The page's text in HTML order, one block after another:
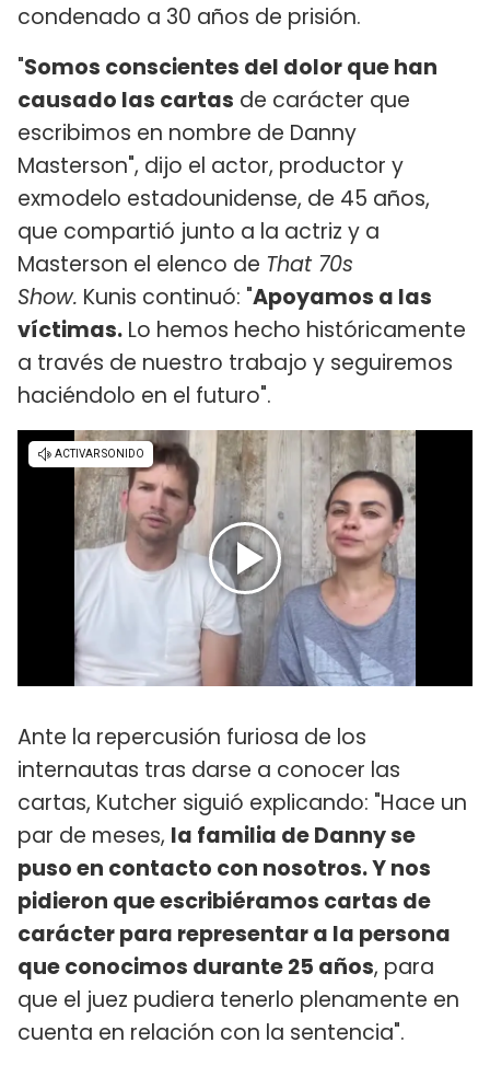
condenado a 30 años de prisión.
"Somos conscientes del dolor que han
causado las cartas de carácter que
escribimos en nombre de Danny
Masterson", dijo el actor, productor y
exmodelo estadounidense, de 45 años,
que compartió junto a la actriz y a
Masterson el elenco de That 70s
Show. Kunis continuó: "Apoyamos a las
víctimas. Lo hemos hecho históricamente
a través de nuestro trabajo y seguiremos
haciéndolo en el futuro".
Ante la repercusión furiosa de los
internautas tras darse a conocer las
cartas, Kutcher siguió explicando: "Hace un
par de meses, la familia de Danny se
puso en contacto con nosotros. Y nos
pidieron que escribiéramos cartas de
carácter para representar a la persona
que conocimos durante 25 años, para
que el juez pudiera tenerlo plenamente en
cuenta en relación con la sentencia".